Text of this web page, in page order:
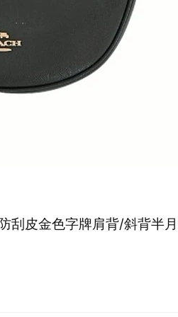
皮金色字牌肩背/斜背半月包